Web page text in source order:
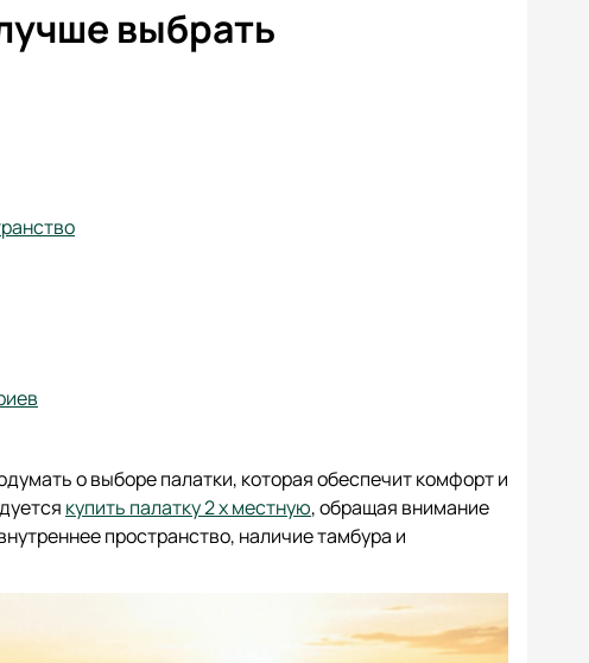
выбрать
о выборе палатки, которая обеспечит комфорт и
купить палатку 2 х местную, обращая внимание
пространство, наличие тамбура и